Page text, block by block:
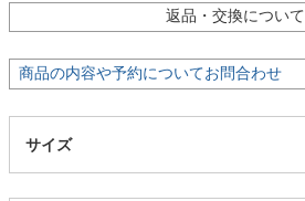
生活用品
返品・交換について
商品の内容や予約についてお問合わせ
サイズ